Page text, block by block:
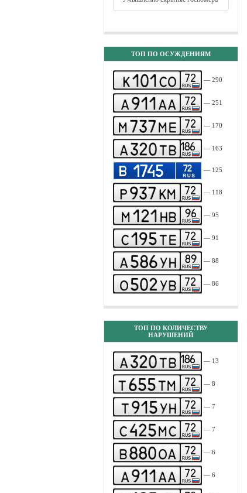
ТОП ПО ОСУЖДЕНИЯМ
— 290
— 251
— 170
— 163
— 125
— 118
— 95
— 91
— 88
— 86
ТОП ПО КОЛИЧЕСТВУ
НАРУШЕНИЙ
— 13
— 8
— 7
— 7
— 6
— 6